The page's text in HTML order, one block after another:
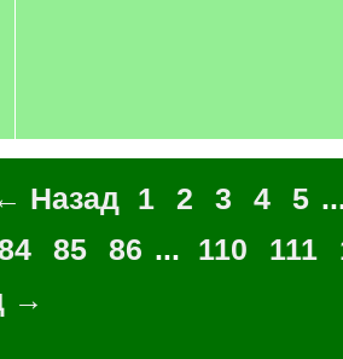
Назад 1 2 3 4 5
85 86 ... 110 111
→